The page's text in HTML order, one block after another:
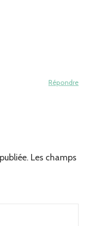
Répondre
Les champs